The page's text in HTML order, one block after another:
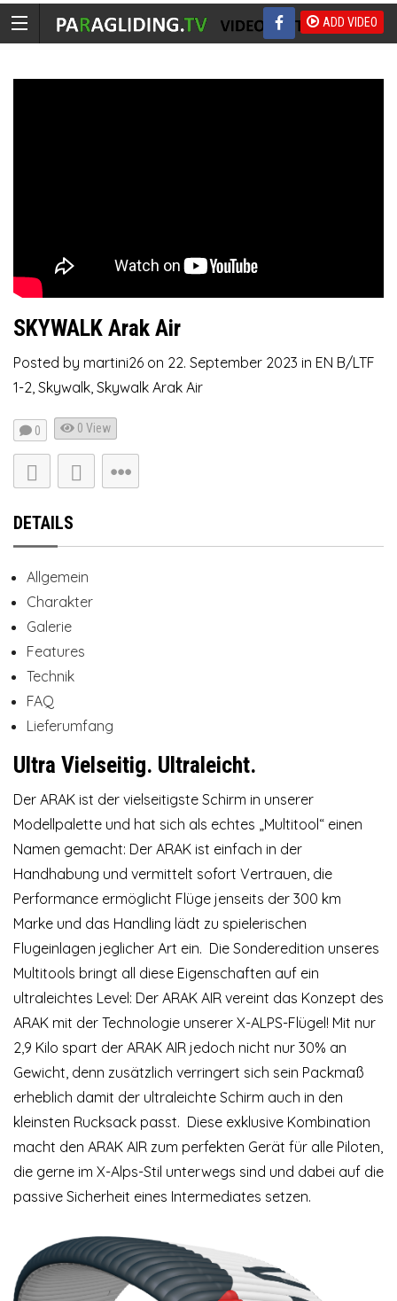
ADD VIDEO
SKYWALK Arak Air
Posted by martini26 on 22. September 2023 in EN B/LTF
1-2 Skywalk Skywalk Arak Air
0 0 View
DETAILS
Allgemein
Charakter
Galerie
Features
Technik
FAQ
Lieferumfang
Ultra Vielseitig. Ultraleicht.
Der ARAK ist der vielseitigste Schirm in unserer
Modellpalette und hat sich als echtes „Multitool“ einen
Namen gemacht: Der ARAK ist einfach in der
Handhabung und vermittelt sofort Vertrauen, die
Performance ermöglicht Flüge jenseits der 300 km
Marke und das Handling lädt zu spielerischen
Flugeinlagen jeglicher Art ein. Die Sonderedition unseres
Multitools bringt all diese Eigenschaften auf ein
ultraleichtes Level: Der ARAK AIR vereint das Konzept des
ARAK mit der Technologie unserer X-ALPS-Flügel! Mit nur
2,9 Kilo spart der ARAK AIR jedoch nicht nur 30% an
Gewicht, denn zusätzlich verringert sich sein Packmaß
erheblich damit der ultraleichte Schirm auch in den
kleinsten Rucksack passt. Diese exklusive Kombination
macht den ARAK AIR zum perfekten Gerät für alle Piloten,
die gerne im X-Alps-Stil unterwegs sind und dabei auf die
passive Sicherheit eines Intermediates setzen.